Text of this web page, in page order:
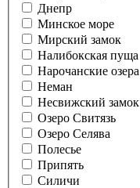
Днепр
Минское море
Мирский замок
Налибокская пуща
Нарочанские озера
Неман
Несвижский замок
Озеро Свитязь
Озеро Селява
Полесье
Припять
Силичи